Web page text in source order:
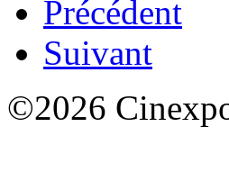
Précédent
Suivant
©2026